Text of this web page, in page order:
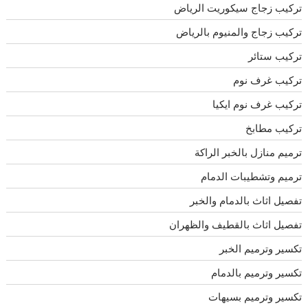
تركيب زجاج سيكوريت الرياض
تركيب زجاج والمنيوم بالرياض
تركيب ستائر
تركيب غرف نوم
تركيب غرف نوم ايكيا
تركيب مطابخ
ترميم منازل بالخبر الراكة
ترميم وتشطيبات الدمام
تفصيل اثاث بالدمام والخبر
تفصيل اثاث بالقطيف والظهران
تكسير وترميم الخبر
تكسير وترميم بالدمام
تكسير وترميم بسيهات